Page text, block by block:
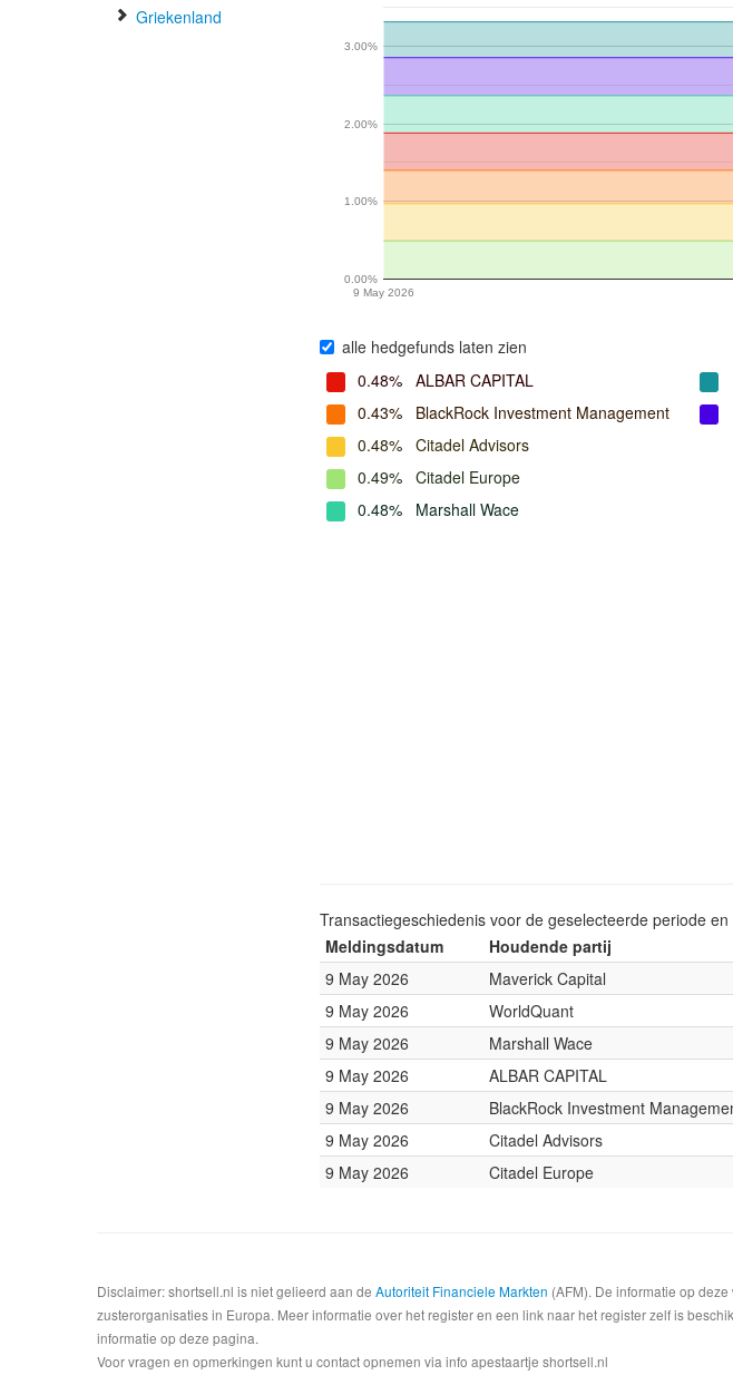
Griekenland
9 May 2026
0.00%
1.00%
2.00%
3.00%
alle hedgefunds laten zien
0.48% ALBAR CAPITAL
0.43%
BlackRock Investment Management
0.48% Citadel Advisors
0.49% Citadel Europe
0.48%
Marshall Wace
Transactiegeschiedenis voor de geselecteerde periode
Meldingsdatum
Houdende partij
9 May 2026
Maverick Capital
9 May 2026
WorldQuant
9 May 2026
Marshall Wace
9 May 2026
ALBAR CAPITAL
9 May 2026
BlackRock Investment
9 May 2026
Citadel Advisors
9 May 2026
Citadel Europe
Disclaimer: shortsell.nl is niet gelieerd aan de Autoriteit Financiele Markten (AFM). De informatie op
zusterorganisaties in Europa. Meer informatie over het register en een link naar het register zelf is
informatie op deze pagina.
Voor vragen en opmerkingen kunt u contact opnemen via info apestaartje shortsell.nl